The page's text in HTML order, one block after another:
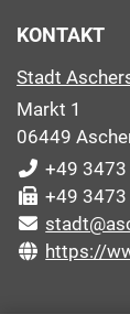
KONTAKT
Stadt
Markt 1
06449
+49
+49
https://